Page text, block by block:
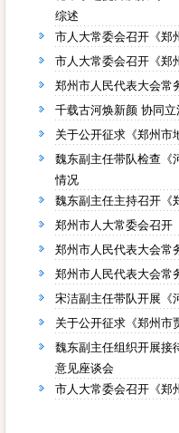
综述
市人大常委会召开《郑
市人大常委会召开《郑
郑州市人民代表大会常
千载古河焕新颜 协同
关于公开征求《郑州市
魏东副主任带队检查《
情况
魏东副主任主持召开《
郑州市人大常委会召开
郑州市人民代表大会常
郑州市人民代表大会常
宋洁副主任带队开展《
关于公开征求《郑州市
魏东副主任组织开展接
意见座谈会
市人大常委会召开《郑